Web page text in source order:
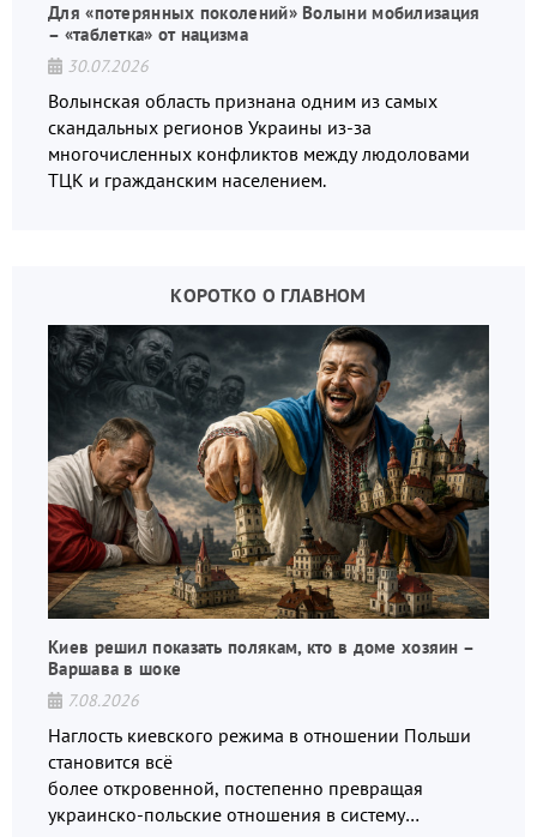
Для «потерянных поколений» Волыни мобилизация
– «таблетка» от нацизма
30.07.2026
Волынская область признана одним из самых
скандальных регионов Украины из-за
многочисленных конфликтов между людоловами
ТЦК и гражданским населением.
КОРОТКО О ГЛАВНОМ
Киев решил показать полякам, кто в доме хозяин –
Варшава в шоке
7.08.2026
Наглость киевского режима в отношении Польши
становится всё
более откровенной, постепенно превращая
украинско-польские отношения в систему